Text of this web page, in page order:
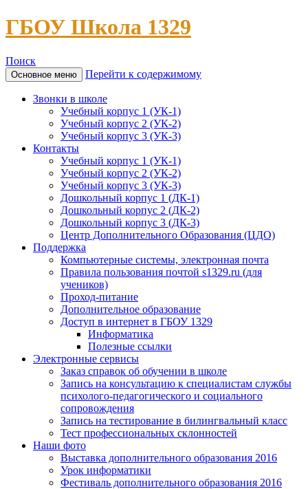
ГБОУ Школа 1329
Поиск
Основное меню Перейти к содержимому
Звонки в школе
Учебный корпус 1 (УК-1)
Учебный корпус 2 (УК-2)
Учебный корпус 3 (УК-3)
Контакты
Учебный корпус 1 (УК-1)
Учебный корпус 2 (УК-2)
Учебный корпус 3 (УК-3)
Дошкольный корпус 1 (ДК-1)
Дошкольный корпус 2 (ДК-2)
Дошкольный корпус 3 (ДК-3)
Центр Дополнительного Образования (ЦДО)
Поддержка
Компьютерные системы, электронная почта
Правила пользования почтой s1329.ru (для
учеников)
Проход-питание
Дополнительное образование
Доступ в интернет в ГБОУ 1329
Информатика
Полезные ссылки
Электронные сервисы
Заказ справок об обучении в школе
Запись на консультацию к специалистам службы
психолого-педагогического и социального
сопровождения
Запись на тестирование в билингвальный класс
Тест профессиональных склонностей
Наши фото
Выставка дополнительного образования 2016
Урок информатики
Фестиваль дополнительного образования 2016